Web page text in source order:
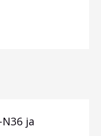
ja